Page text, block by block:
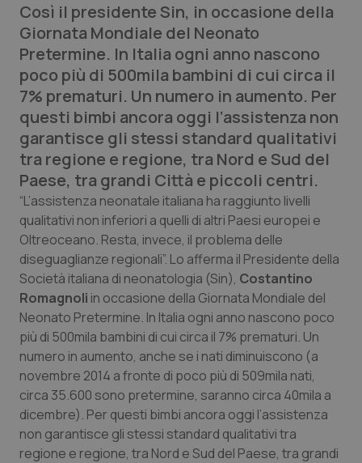
Lettere al direttore
Edizioni Regionali
QS Pro
Professionisti Sanitari.AI
Abruzzo
Basilicata
Calabria
Campania
Emilia-Romagna
Friuli Venezia Giulia
Lazio
QS Pro Gold
Artrite & artrosi
Asma & BPCO
Car-T
Colesterolo & coronaropatie
Dermatite Atopica
Diabete & glucometri
QS Club Newsletter
Così il presidente Sin, in occasione della
Giornata Mondiale del Neonato
Pretermine. In Italia ogni anno nascono
poco più di 500mila bambini di cui circa il
7% prematuri. Un numero in aumento. Per
questi bimbi ancora oggi l’assistenza non
garantisce gli stessi standard qualitativi
tra regione e regione, tra Nord e Sud del
Paese, tra grandi Città e piccoli centri.
“L’assistenza neonatale italiana ha raggiunto livelli
qualitativi non inferiori a quelli di altri Paesi europei e
Oltreoceano. Resta, invece, il problema delle
diseguaglianze regionali”. Lo afferma il Presidente della
Società italiana di neonatologia (Sin), Costantino
Romagnoli in occasione della Giornata Mondiale del
Neonato Pretermine. In Italia ogni anno nascono poco
più di 500mila bambini di cui circa il 7% prematuri. Un
numero in aumento, anche se i nati diminuiscono (a
novembre 2014 a fronte di poco più di 509mila nati,
circa 35.600 sono pretermine, saranno circa 40mila a
dicembre). Per questi bimbi ancora oggi l’assistenza
non garantisce gli stessi standard qualitativi tra
regione e regione, tra Nord e Sud del Paese, tra grandi